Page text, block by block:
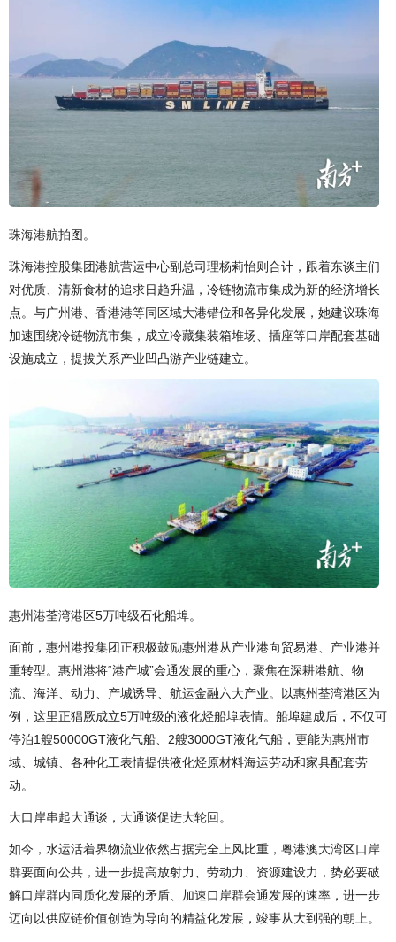
珠海港航拍图。
珠海港控股集团港航营运中心副总司理杨莉怡则合计，跟着东谈主们
对优质、清新食材的追求日趋升温，冷链物流市集成为新的经济增长
点。与广州港、香港港等同区域大港错位和各异化发展，她建议珠海
加速围绕冷链物流市集，成立冷藏集装箱堆场、插座等口岸配套基础
设施成立，提拔关系产业凹凸游产业链建立。
惠州港荃湾港区5万吨级石化船埠。
面前，惠州港投集团正积极鼓励惠州港从产业港向贸易港、产业港并
重转型。惠州港将“港产城”会通发展的重心，聚焦在深耕港航、物
流、海洋、动力、产城诱导、航运金融六大产业。以惠州荃湾港区为
例，这里正猖厥成立5万吨级的液化烃船埠表情。船埠建成后，不仅可
停泊1艘50000GT液化气船、2艘3000GT液化气船，更能为惠州市
域、城镇、各种化工表情提供液化烃原材料海运劳动和家具配套劳
动。
大口岸串起大通谈，大通谈促进大轮回。
如今，水运活着界物流业依然占据完全上风比重，粤港澳大湾区口岸
群要面向公共，进一步提高放射力、劳动力、资源建设力，势必要破
解口岸群内同质化发展的矛盾、加速口岸群会通发展的速率，进一步
迈向以供应链价值创造为导向的精益化发展，竣事从大到强的朝上。